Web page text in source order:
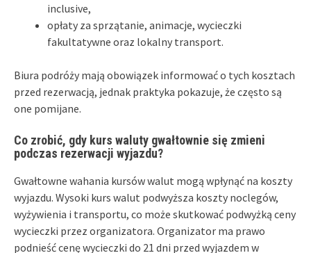
inclusive,
opłaty za sprzątanie, animacje, wycieczki
fakultatywne oraz lokalny transport.
Biura podróży mają obowiązek informować o tych kosztach
przed rezerwacją, jednak praktyka pokazuje, że często są
one pomijane.
Co zrobić, gdy kurs waluty gwałtownie się zmieni
podczas rezerwacji wyjazdu?
Gwałtowne wahania kursów walut mogą wpłynąć na koszty
wyjazdu. Wysoki kurs walut podwyższa koszty noclegów,
wyżywienia i transportu, co może skutkować podwyżką ceny
wycieczki przez organizatora. Organizator ma prawo
podnieść cenę wycieczki do 21 dni przed wyjazdem w